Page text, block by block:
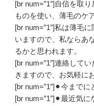
[br num=”1″]自信を取
ものを使い、薄毛のケ
[br num=”1″]私は薄毛
いますので、私ならあ
るかと思われます。
[br num=”1″]連絡して
きますので、お気軽に
[br num=”1″]⚫︎今まで
[br num=”1″]⚫︎最近気